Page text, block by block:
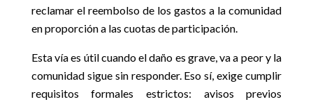
reclamar el reembolso de los gastos a la comunidad
en proporción a las cuotas de participación.
Esta vía es útil cuando el daño es grave, va a peor y la
comunidad sigue sin responder. Eso sí, exige cumplir
requisitos formales estrictos: avisos previos